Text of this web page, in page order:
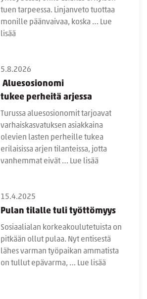
tuen tarpeessa. Linjanveto tuottaa
monille päänvaivaa, koska … Lue
lisää
5.8.2026
Aluesosionomi
tukee perheitä arjessa
Turussa aluesosionomit tarjoavat
varhaiskasvatuksen asiakkaina
olevien lasten perheille tukea
erilaisissa arjen tilanteissa, jotta
vanhemmat eivät … Lue lisää
15.4.2025
Pulan tilalle tuli työttömyys
Sosiaalialan korkeakoulutetuista on
pitkään ollut pulaa. Nyt entisestä
lähes varman työpaikan ammatista
on tullut epävarma, … Lue lisää